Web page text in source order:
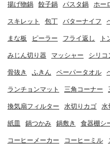
揚げ物鍋 餃子鍋 パスタ鍋 ホー
スキレット 包丁 バターナイフ
まな板 ピーラー フライ返し ト
みじん切り器 マッシャー シリコ
骨抜き ふきん ペーパータオル
ランチョンマット 三角コーナー
換気扇フィルター 水切りカゴ 水
紙皿 鍋つかみ 鍋敷き 食器棚シ
コーヒーメーカー コーヒーミル